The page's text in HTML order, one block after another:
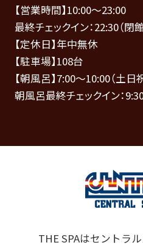
【営業時間】10:00～23:00
最終チェックイン：22:30（閉
【定休日】年中無休
【駐車場】108台
【朝風呂】7:00～10:00（土日
朝風呂最終チェックイン：
THE SPAはセントラ